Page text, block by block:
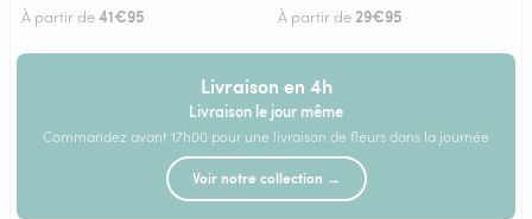
À partir de41€95 À partir de29€95
Livraison en 4h
Livraison le jour même
Commandez avant 17h00 pour une livraison de fleurs dans la journée
Voir notre collection →